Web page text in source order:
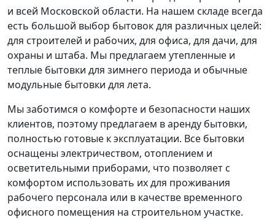
и всей Московской области. На нашем складе всегда
есть большой выбор бытовок для различных целей:
для строителей и рабочих, для офиса, для дачи, для
охраны и штаба. Мы предлагаем утепленные и
теплые бытовки для зимнего периода и обычные
модульные бытовки для лета.
Мы заботимся о комфорте и безопасности наших
клиентов, поэтому предлагаем в аренду бытовки,
полностью готовые к эксплуатации. Все бытовки
оснащены электричеством, отоплением и
осветительными приборами, что позволяет с
комфортом использовать их для проживания
рабочего персонала или в качестве временного
офисного помещения на строительном участке.